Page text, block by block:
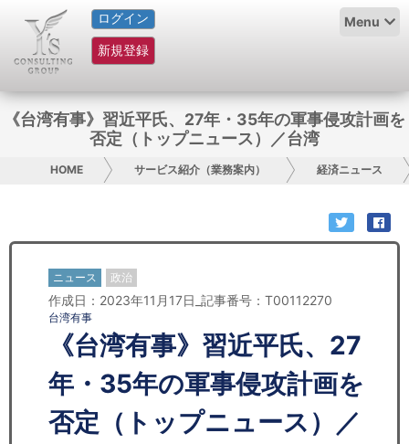
ログイン
新規登録
Menu
HOME
サービス紹介
コラム
グループ概要
お問い合わせ
日本人にPR
コンサルティング
リサーチ
セミナー
《台湾有事》習近平氏、27年・35年の軍事侵攻計画を
否定（トップニュース）／台湾
HOME サービス紹介（業務案内） 経済ニュース
ニュース 政治
作成日：2023年11月17日_記事番号：T00112270
台湾有事
《台湾有事》習近平氏、27
年・35年の軍事侵攻計画を
否定（トップニュース）／